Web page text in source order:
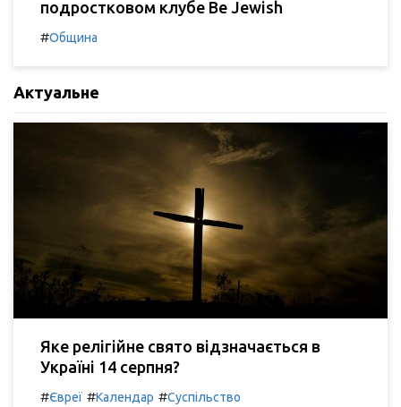
подростковом клубе Be Jewish
#Община
Актуальне
Яке релігійне свято відзначається в
Україні 14 серпня?
#Євреї #Календар #Суспільство